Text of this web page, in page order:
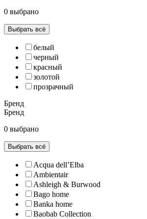
0 выбрано
Выбрать всё
белый
черный
красный
золотой
прозрачный
Бренд
Бренд
0 выбрано
Выбрать всё
Acqua dell’Elba
Ambientair
Ashleigh & Burwood
Bago home
Banka home
Baobab Collection